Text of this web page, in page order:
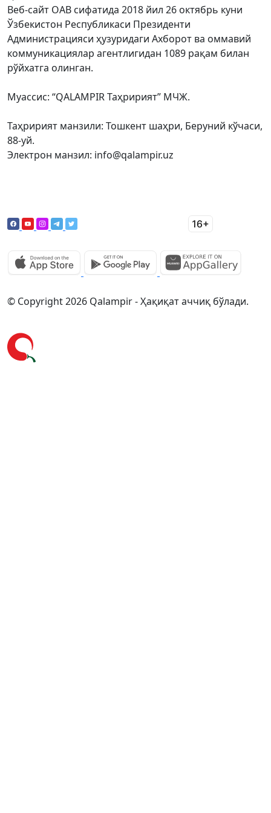
Веб-сайт ОАВ сифатида 2018 йил 26 октябрь куни
Ўзбекистон Республикаси Президенти
Администрацияси ҳузуридаги Ахборот ва оммавий
коммуникациялар агентлигидан 1089 рақам билан
рўйхатга олинган.
Муассис: “QALAMPIR Таҳририят” МЧЖ.
Таҳририят манзили: Тошкент шаҳри, Беруний кўчаси,
88-уй.
Электрон манзил: info@qalampir.uz
© Copyright 2026 Qalampir - Ҳақиқат аччиқ бўлади.